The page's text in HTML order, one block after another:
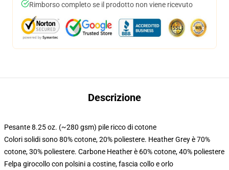
Rimborso completo se il prodotto non viene ricevuto
Descrizione
Pesante 8.25 oz. (~280 gsm) pile ricco di cotone
Colori solidi sono 80% cotone, 20% poliestere. Heather Grey è 70%
cotone, 30% poliestere. Carbone Heather è 60% cotone, 40% poliestere
Felpa girocollo con polsini a costine, fascia collo e orlo